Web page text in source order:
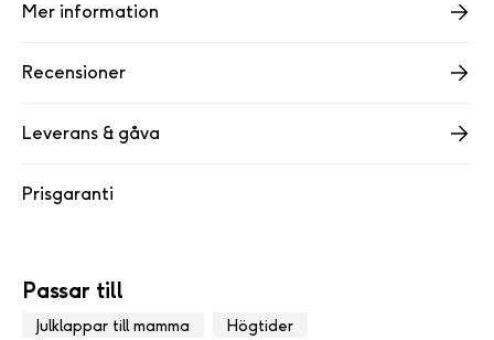
Mer information
Recensioner
Leverans & gåva
Prisgaranti
Passar till
Julklappar till mamma Högtider